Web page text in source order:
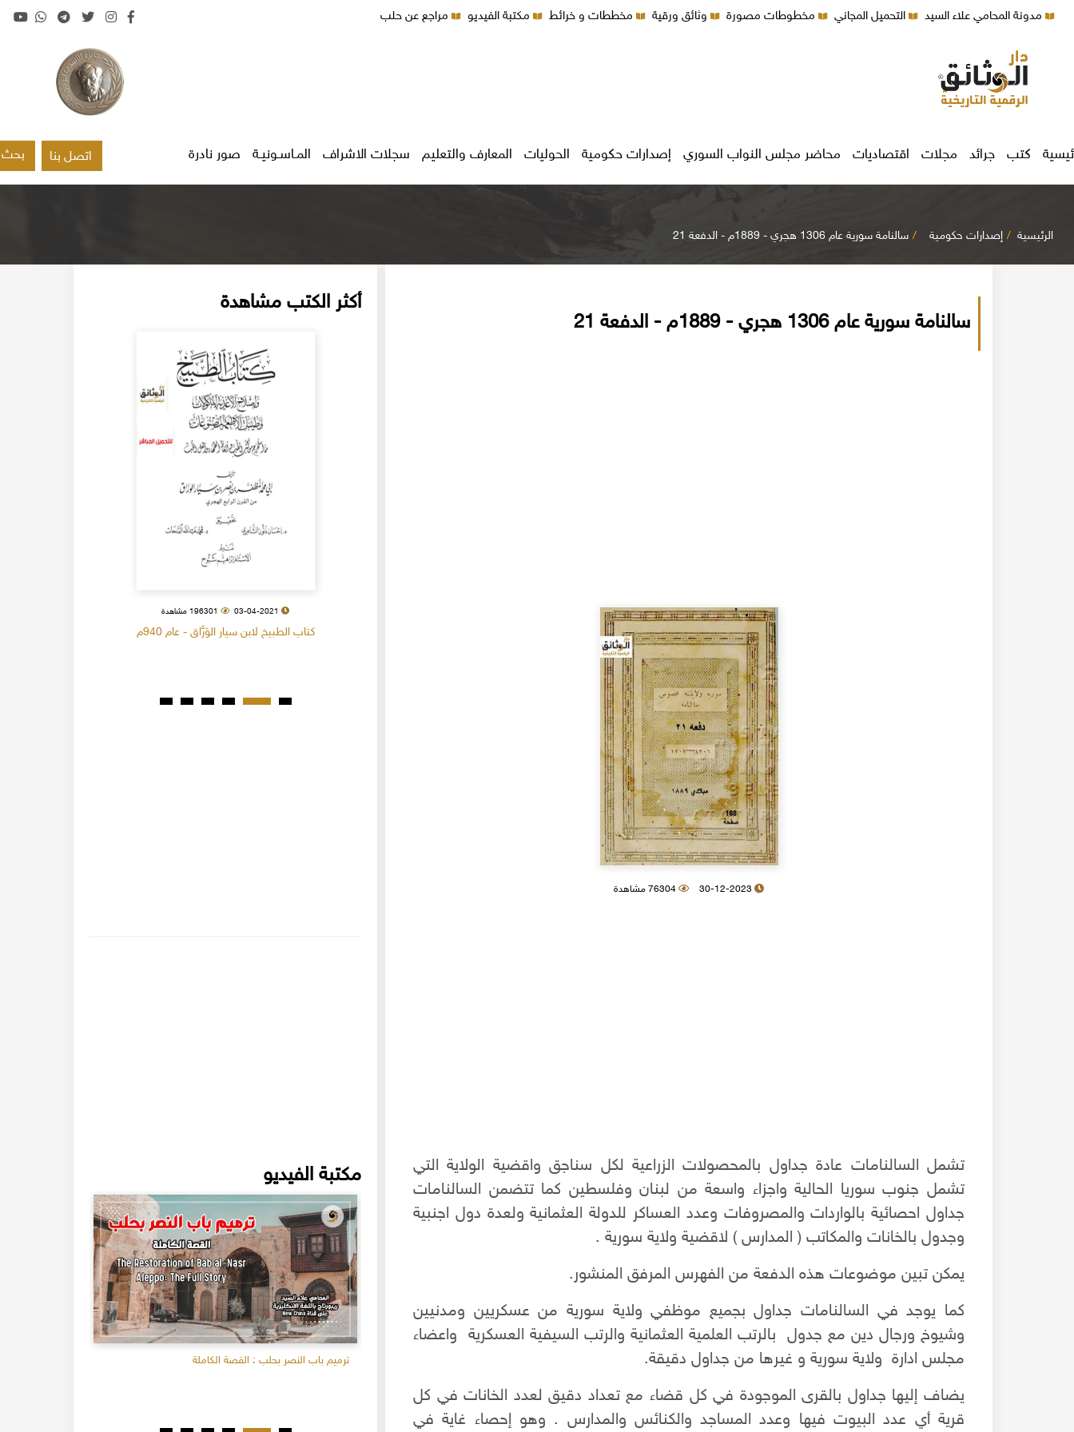
مدونة المحامي علاء السيد التحميل المجاني مخطوطات مصورة وثائق ورقية مخططات و خرائط مكتبة الفيديو مراجع عن حلب
كتب جرائد مجلات اقتصاديات محاضر مجلس النواب السوري إصدارات حكومية الحوليات المعارف والتعليم سجلات الاشراف المـاسـونيـة صور نادرة اتصل بنا بحث
الرئيسية إصدارات حكومية سالنامة سورية عام 1306 هجري - 1889م - الدفعة 21
سالنامة سورية عام 1306 هجري - 1889م - الدفعة 21
تشمل السالنامات عادة جداول بالمحصولات الزراعية لكل سناجق واقضية الولاية التي
تشمل جنوب سوريا الحالية واجزاء واسعة من لبنان وفلسطين كما تتضمن السالنامات
جداول احصائية بالواردات والمصروفات وعدد العساكر للدولة العثمانية ولعدة دول اجنبية
وجدول بالخانات والمكاتب ( المدارس ) لاقضية ولاية سورية .
يمكن تبين موضوعات هذه الدفعة من الفهرس المرفق المنشور.
كما يوجد في السالنامات جداول بجميع موظفي ولاية سورية من عسكريين ومدنيين
وشيوخ ورجال دين مع جدول بالرتب العلمية العثمانية والرتب السيفية العسكرية واعضاء
مجلس ادارة ولاية سورية و غيرها من جداول دقيقة.
يضاف إليها جداول بالقرى الموجودة في كل قضاء مع تعداد دقيق لعدد الخانات في كل
قرية أي عدد البيوت فيها وعدد المساجد والكنائس والمدارس . وهو إحصاء غاية في
أكثر الكتب مشاهدة
كتاب نهر الذهب في تاريخ حلب - الاجزاء الثلاثة الطبعة
03-04-2021 196301 مشاهدة
كتاب الطبيخ لابن سيار الوَرَّاق - عام 940م
مكتبة الفيديو
سلامة الأغواني - مونولوج ياما ناس بتتظلم - تسجيل نادر تصنيع الفستق الحلبي ترميم باب النصر بحلب : القصة الكاملة